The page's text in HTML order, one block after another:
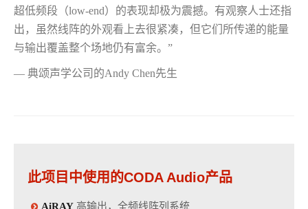
超低频段（low-end）的表现却极为震撼。有观察人士还指
出，虽然线阵的外观看上去很紧凑，但它们所传递的能量
与输出覆盖整个场地仍有富余。”
— 典颂声学公司的Andy Chen先生
此项目中使用的CODA Audio产品
AiRAY 高输出，全频线阵列系统